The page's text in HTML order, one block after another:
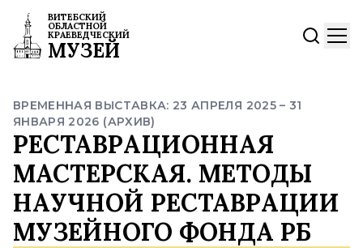
ВИТЕБСКИЙ
ОБЛАСТНОЙ
КРАЕВЕДЧЕСКИЙ
МУЗЕЙ
ВРЕМЕННАЯ ВЫСТАВКА: 23 АПРЕЛЯ 2025 – 31
ЯНВАРЯ 2026 (АРХИВ)
РЕСТАВРАЦИОННАЯ
МАСТЕРСКАЯ. МЕТОДЫ
НАУЧНОЙ РЕСТАВРАЦИИ
МУЗЕЙНОГО ФОНДА РБ